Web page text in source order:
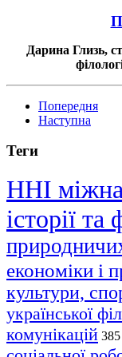
Дарина Глизь,
Попередня
Наступна
Теги
ННІ
історії та
економіки і
культури,
української
комунікацій 385